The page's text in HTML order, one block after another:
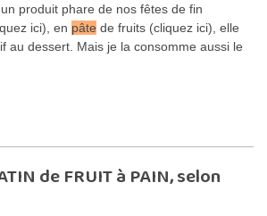
produit phare de nos fêtes de fin
ici), en pâte de fruits (cliquez ici), elle
au dessert. Mais je la consomme aussi le
de FRUIT à PAIN, selon